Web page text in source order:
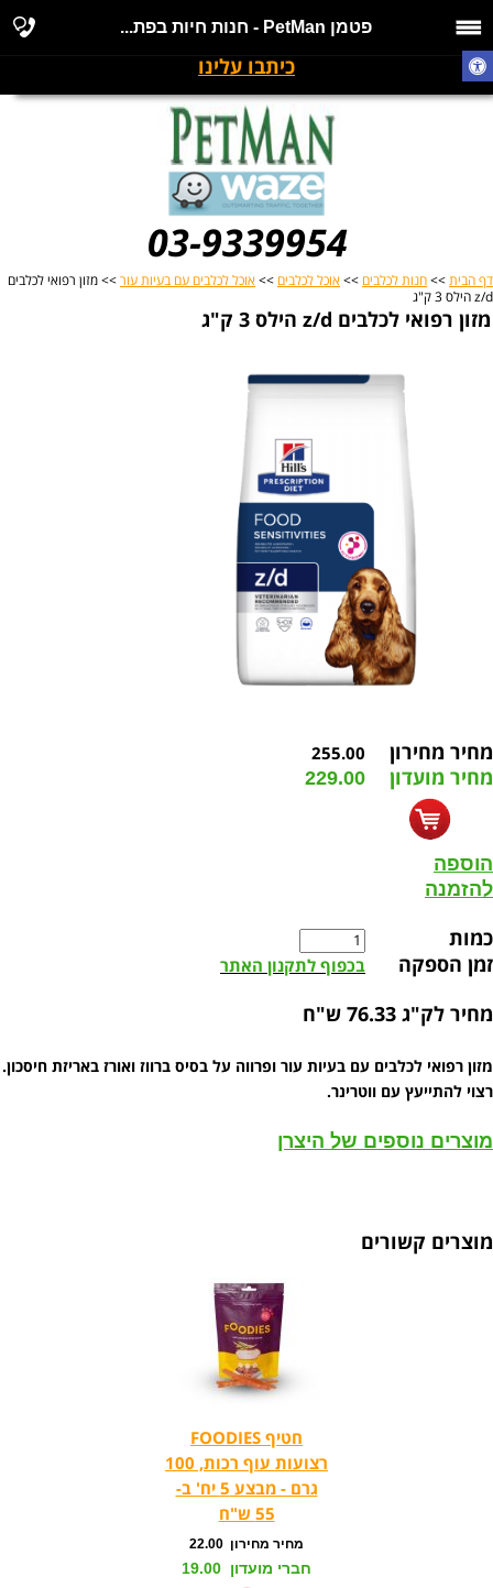
פטמן PetMan - חנות חיות בפת...
כיתבו עלינו
03-9339954
דף הבית >> חנות לכלבים >> אוכל לכלבים >> אוכל לכלבים עם בעיות עור >> מזון רפואי לכלבים
z/d הילס 3 ק"ג
מזון רפואי לכלבים z/d הילס 3 ק"ג
מחיר מחירון 255.00
מחיר מועדון 229.00
הוספה
להזמנה
כמות
זמן הספקה
בכפוף לתקנון האתר
מחיר לק"ג 76.33 ש"ח
מזון רפואי לכלבים עם בעיות עור ופרווה על בסיס ברווז ואורז באריזת חיסכון.
רצוי להתייעץ עם ווטרינר.
מוצרים נוספים של היצרן
מוצרים קשורים
חטיף FOODIES
רצועות עוף רכות, 100
גרם - מבצע 5 יח' ב-
55 ש"ח
מחיר מחירון 22.00
חברי מועדון 19.00